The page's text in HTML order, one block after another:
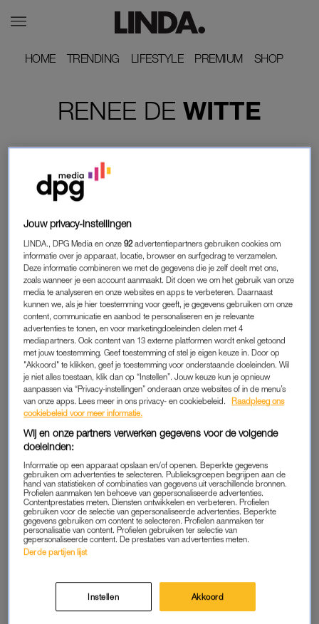
HOME
HOME TRENDING
TRENDING LIFESTYLE
LIFESTYLE PREMIUM
PREMIUM SHOP
SHOP
RENEE DE WITTE
LEKKER GÊNANT
LISELOT WAS HAAR KIND KWIJT OP HET
STRAND: 'ZAT HIJ IN HET ZAND TE POEPEN'
TIKKIE TE VEEL
Kiki kreeg een Tikkie na
Sinterklaas, terwijl zij het
eten had geregeld: 'Heb
gezegd dat ik niet ga
betalen'
MEIDEN TIPS
Tips tegen statisch haar en
klitten in de kou? Haarlak en
TIKKIE TE VEEL
Femke moest 195 euro
neertellen na verknipt
kappersbezoek: 'Ik schrok
toen ik het zag'
NOM NOM NOM
Deze zomercocktail móét je
proberen: zomers, simpel en
zó lekker
TIKKIE TE VEEL
Jip verzorgde zieke ex om
TIKKIE TE VEEL
betalen'
Jouw privacy-instellingen
LINDA., DPG Media en onze92 advertentiepartners gebruiken cookies om
informatie over je apparaat, locatie, browser en surfgedrag te verzamelen.
Deze informatie combineren we met de gegevens die je zelf deelt met ons,
zoals wanneer je een account aanmaakt. Dit doen we om het gebruik van onze
media te analyseren en onze websites en apps te verbeteren. Daarnaast
kunnen we, als je hier toestemming voor geeft, je gegevens gebruiken om onze
content, communicatie en aanbod te personaliseren en je relevante
advertenties te tonen, en voor marketingdoeleinden delen met 4
mediapartners. Ook content van 13 externe platformen wordt enkel getoond
met jouw toestemming. Geef toestemming of stel je eigen keuze in. Door op
"Akkoord" te klikken, geef je toestemming voor onderstaande doeleinden. Wil
je niet alles toestaan, klik dan op “Instellen”. Jouw keuze kun je opnieuw
aanpassen via “Privacy-instellingen” onderaan onze websites of in de menu’s
van onze apps. Lees meer in ons privacy- en cookiebeleid.
Raadpleeg ons
cookiebeleid voor meer informatie.
Wij en onze partners verwerken gegevens voor de volgende
doeleinden:
Informatie op een apparaat opslaan en/of openen. Beperkte gegevens
gebruiken om advertenties te selecteren. Publieksgroepen begrijpen aan de
hand van statistieken of combinaties van gegevens uit verschillende bronnen.
Profielen aanmaken ten behoeve van gepersonaliseerde advertenties.
Contentprestaties meten. Diensten ontwikkelen en verbeteren. Profielen
gebruiken voor de selectie van gepersonaliseerde advertenties. Beperkte
gegevens gebruiken om content te selecteren. Profielen aanmaken ter
personalisatie van content. Profielen gebruiken ter selectie van
gepersonaliseerde content. De prestaties van advertenties meten.
Derde partijen lijst
Instellen Akkoord